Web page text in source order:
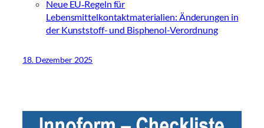
Neue EU‑Regeln für
Lebensmittelkontaktmaterialien: Änderungen in
der Kunststoff- und Bisphenol-Verordnung
18. Dezember 2025